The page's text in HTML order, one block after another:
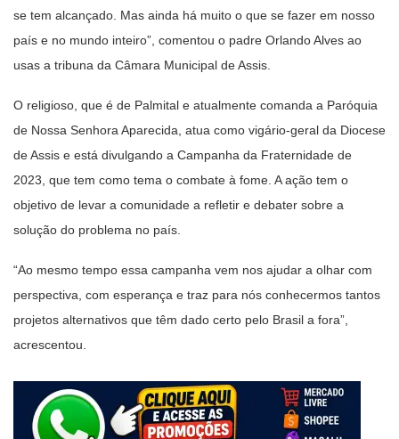
se tem alcançado. Mas ainda há muito o que se fazer em nosso
país e no mundo inteiro”, comentou o padre Orlando Alves ao
usas a tribuna da Câmara Municipal de Assis.
O religioso, que é de Palmital e atualmente comanda a Paróquia
de Nossa Senhora Aparecida, atua como vigário-geral da Diocese
de Assis e está divulgando a Campanha da Fraternidade de
2023, que tem como tema o combate à fome. A ação tem o
objetivo de levar a comunidade a refletir e debater sobre a
solução do problema no país.
“Ao mesmo tempo essa campanha vem nos ajudar a olhar com
perspectiva, com esperança e traz para nós conhecermos tantos
projetos alternativos que têm dado certo pelo Brasil a fora”,
acrescentou.